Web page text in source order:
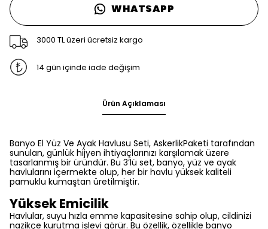
WHATSAPP
3000 TL üzeri ücretsiz kargo
14 gün içinde iade değişim
Ürün Açıklaması
Banyo El Yüz Ve Ayak Havlusu Seti, AskerlikPaketi tarafından
sunulan, günlük hijyen ihtiyaçlarınızı karşılamak üzere
tasarlanmış bir üründür. Bu 3’lü set, banyo, yüz ve ayak
havlularını içermekte olup, her bir havlu yüksek kaliteli
pamuklu kumaştan üretilmiştir.
Yüksek Emicilik
Havlular, suyu hızla emme kapasitesine sahip olup, cildinizi
nazikçe kurutma işlevi görür. Bu özellik, özellikle banyo